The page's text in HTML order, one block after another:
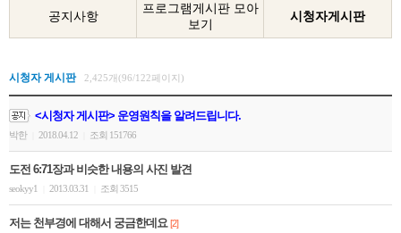
공지사항
프로그램게시판 모아
보기
시청자게시판
시청자 게시판 2,425개(96/122페이지)
<시청자 게시판> 운영원칙을 알려드립니다.
박한 2018.04.12 조회 151766
도전 6:71장과 비슷한 내용의 사진 발견
seokyy1 2013.03.31 조회 3515
저는 천부경에 대해서 궁금한데요 [2]